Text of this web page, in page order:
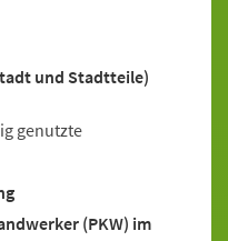
und Stadtteile)
genutzte
(PKW) im